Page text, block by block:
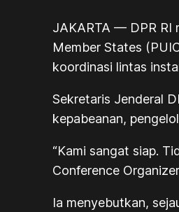
JAKARTA — DPR RI
Member States
koordinasi lintas
Sekretaris Jenderal
kepabeanan,
“Kami sangat siap.
Conference
Ia menyebutkan,